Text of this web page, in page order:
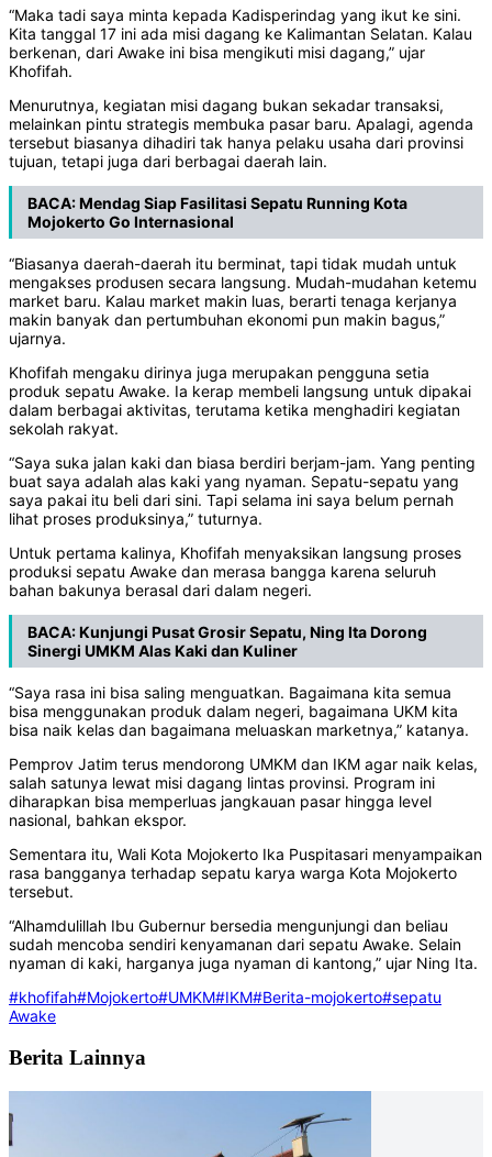
“Maka tadi saya minta kepada Kadisperindag yang ikut ke sini.
Kita tanggal 17 ini ada misi dagang ke Kalimantan Selatan. Kalau
berkenan, dari Awake ini bisa mengikuti misi dagang,” ujar
Khofifah.
Menurutnya, kegiatan misi dagang bukan sekadar transaksi,
melainkan pintu strategis membuka pasar baru. Apalagi, agenda
tersebut biasanya dihadiri tak hanya pelaku usaha dari provinsi
tujuan, tetapi juga dari berbagai daerah lain.
BACA:Mendag Siap Fasilitasi Sepatu Running Kota
Mojokerto Go Internasional
“Biasanya daerah-daerah itu berminat, tapi tidak mudah untuk
mengakses produsen secara langsung. Mudah-mudahan ketemu
market baru. Kalau market makin luas, berarti tenaga kerjanya
makin banyak dan pertumbuhan ekonomi pun makin bagus,”
ujarnya.
Khofifah mengaku dirinya juga merupakan pengguna setia
produk sepatu Awake. Ia kerap membeli langsung untuk dipakai
dalam berbagai aktivitas, terutama ketika menghadiri kegiatan
sekolah rakyat.
“Saya suka jalan kaki dan biasa berdiri berjam-jam. Yang penting
buat saya adalah alas kaki yang nyaman. Sepatu-sepatu yang
saya pakai itu beli dari sini. Tapi selama ini saya belum pernah
lihat proses produksinya,” tuturnya.
Untuk pertama kalinya, Khofifah menyaksikan langsung proses
produksi sepatu Awake dan merasa bangga karena seluruh
bahan bakunya berasal dari dalam negeri.
BACA:Kunjungi Pusat Grosir Sepatu, Ning Ita Dorong
Sinergi UMKM Alas Kaki dan Kuliner
“Saya rasa ini bisa saling menguatkan. Bagaimana kita semua
bisa menggunakan produk dalam negeri, bagaimana UKM kita
bisa naik kelas dan bagaimana meluaskan marketnya,” katanya.
Pemprov Jatim terus mendorong UMKM dan IKM agar naik kelas,
salah satunya lewat misi dagang lintas provinsi. Program ini
diharapkan bisa memperluas jangkauan pasar hingga level
nasional, bahkan ekspor.
Sementara itu, Wali Kota Mojokerto Ika Puspitasari menyampaikan
rasa bangganya terhadap sepatu karya warga Kota Mojokerto
tersebut.
“Alhamdulillah Ibu Gubernur bersedia mengunjungi dan beliau
sudah mencoba sendiri kenyamanan dari sepatu Awake. Selain
nyaman di kaki, harganya juga nyaman di kantong,” ujar Ning Ita.
#khofifah#Mojokerto#UMKM#IKM#Berita-mojokerto#sepatu
Awake
Berita Lainnya